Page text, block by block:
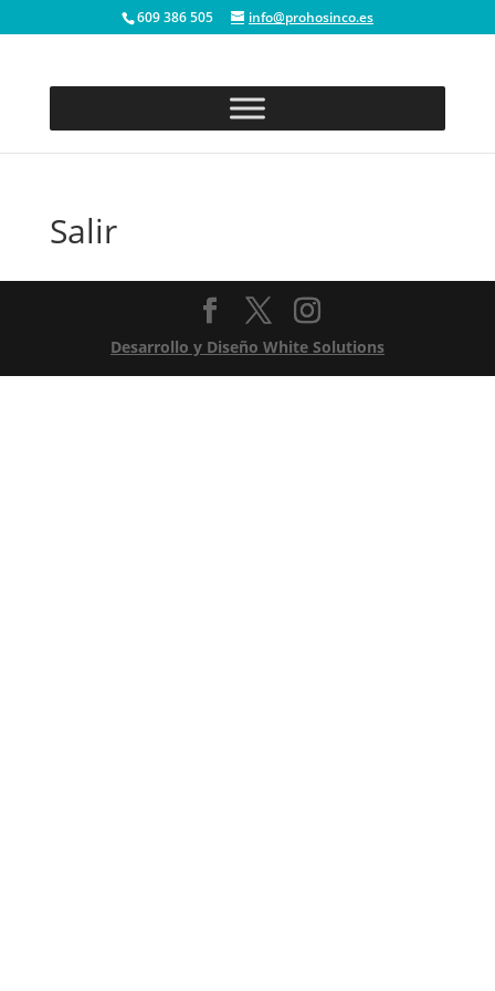
609 386 505 info@prohosinco.es
Salir
Desarrollo y Diseño White Solutions